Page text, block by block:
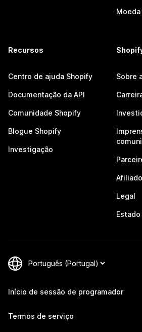
Recursos
Centro de ajuda Shopify
Documentação da API
Comunidade Shopify
Blogue Shopify
Investigação
Sobre
Legal
Início de sessão de programador
Termos de serviço